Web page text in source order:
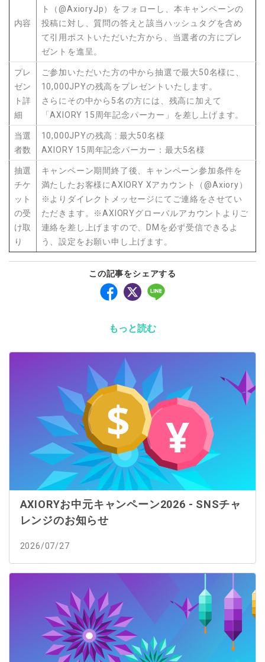
内容
ト（@AxioryJp）をフォローし、本キャンペーンの
投稿に対し、質問の答えと該当ハッシュタグを含め
て引用ポストいただいた方から、当選者の方にプレ
ゼントを進呈。
プレ
ゼン
ト詳
細
ご参加いただいた方の中から抽選で最大50名様に、
10,000JPYの残高をプレゼントいたします。
さらにその中から5名の方には、残高に加えて
「AXIORY 15周年記念パーカー」を差し上げます。
当選
者数
10,000JPYの残高 : 最大50名様
AXIORY 15周年記念パーカー：最大5名様
抽選
チケ
ット
の受
け取
り
キャンペーン期間終了後、キャンペーン参加条件を
満たしたお客様にAXIORY Xアカウント（@Axiory）
※よりダイレクトメッセージにてご連絡をさせてい
ただきます。※AXIORYグローバルアカウントよりご
連絡を差し上げますので、DMを必ず受信できるよ
う、設定をお願い申し上げます。
この記事をシェアする
もっと読む
AXIORYお中元キャンペーン2026 - SNSチャ
レンジのお知らせ
2026/07/27